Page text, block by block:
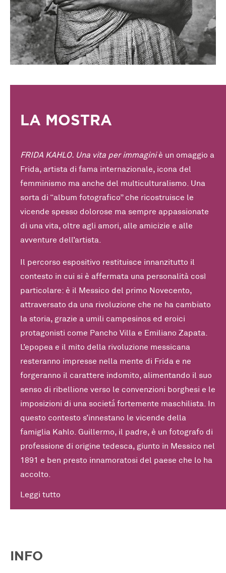
LA MOSTRA
FRIDA KAHLO. Una vita per immaginiè un omaggio a
Frida, artista di fama internazionale, icona del
femminismo ma anche del multiculturalismo. Una
sorta di “album fotografico” che ricostruisce le
vicende spesso dolorose ma sempre appassionate
di una vita, oltre agli amori, alle amicizie e alle
avventure dell’artista.
Il percorso espositivo restituisce innanzitutto il
contesto in cui si è affermata una personalità così
particolare: è il Messico del primo Novecento,
attraversato da una rivoluzione che ne ha cambiato
la storia, grazie a umili campesinos ed eroici
protagonisti come Pancho Villa e Emiliano Zapata.
L’epopea e il mito della rivoluzione messicana
resteranno impresse nella mente di Frida e ne
forgeranno il carattere indomito, alimentando il suo
senso di ribellione verso le convenzioni borghesi e le
imposizioni di una società̀ fortemente maschilista. In
questo contesto s’innestano le vicende della
famiglia Kahlo. Guillermo, il padre, è un fotografo di
professione di origine tedesca, giunto in Messico nel
1891 e ben presto innamoratosi del paese che lo ha
accolto.
Leggi tutto
INFO